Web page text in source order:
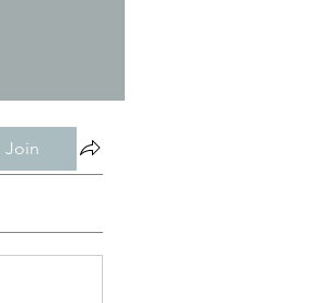
Join